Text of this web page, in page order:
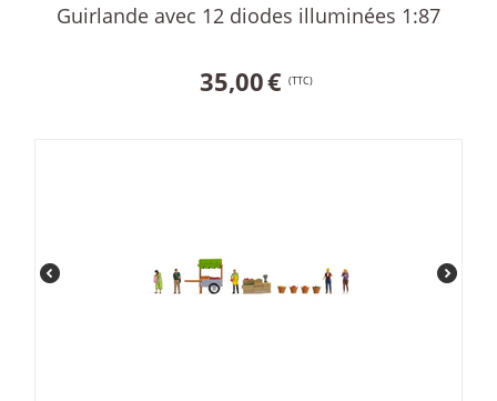
Guirlande avec 12 diodes illuminées 1:87
35,00€ (TTC)